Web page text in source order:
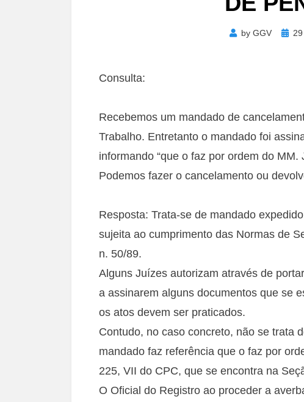
byGGV
Consulta:
Recebemos um mandado de
Trabalho. Entretanto o mandado foi
informando “que o faz por ordem do
Podemos fazer o cancelamento ou
Resposta: Trata-se de mandado
sujeita ao cumprimento das Normas de
n. 50/89.
Alguns Juízes autorizam através de
a assinarem alguns documentos que se
os atos devem ser praticados.
Contudo, no caso concreto, não se trata
mandado faz referência que o faz por
225, VII do CPC, que se encontra na
O Oficial do Registro ao proceder a